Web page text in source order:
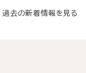
過去の新着情報を見る